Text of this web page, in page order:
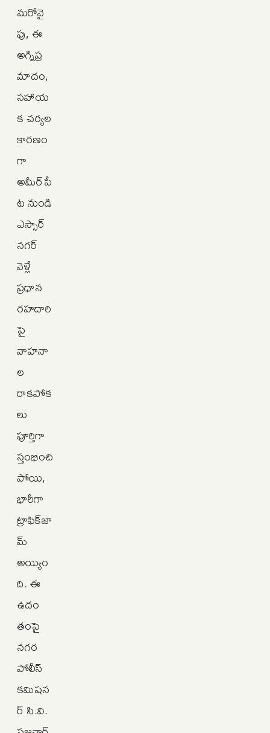
మరోవై
పు, ఈ
అగ్నిప్ర
మాదం,
సహాయ
క చర్యల
కారణం
గా
అమీర్‌పే
ట నుండి
ఎస్సార్
నగర్
వెళ్లే
ప్రధాన
రహదారి
పై
వాహనా
ల
రాకపోక
లు
పూర్తిగా
స్తంభించి
పోయి,
భారీగా
ట్రాఫిక్‌జా
మ్‌
అయ్యిం
ది. ఈ
ఉదం
తంపై
నగర
పోలీస్
కమిషన
ర్ సి.వి.